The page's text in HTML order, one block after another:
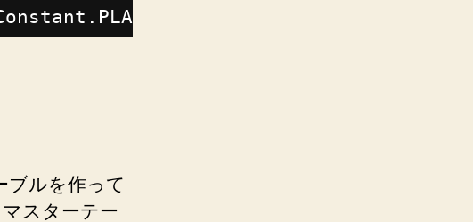
ブルを作って
スターテー